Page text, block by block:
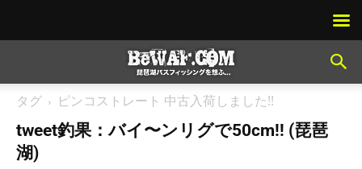
タグ ピンコストレート 中古入荷しました!!
tweet釣果：バイ〜ンリグで50cm!! (琵琶
湖)